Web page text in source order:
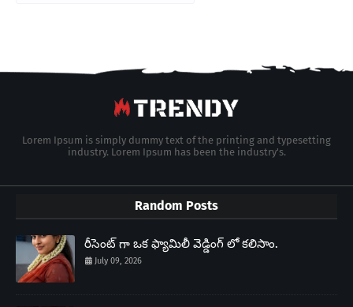
Lorem Ipsum is simply dummy text of the printing and typesetting
industry. Lorem Ipsum has been the industry's.
Random Posts
రీసెంట్ గా ఒక ఫ్యామిలీ వెడ్డింగ్ లో కలిసాం.
July 09, 2026